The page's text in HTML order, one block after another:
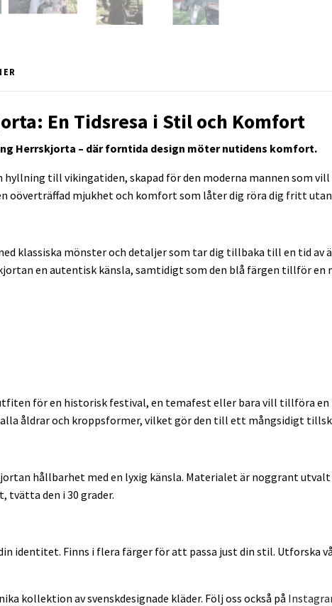
En Tidsresa i Stil och Komfort
Herrskjorta – där forntida design möter nutidens komfort.
hyllning till vikingatiden, skapad för den moderna mannen som
oöverträffad mjukhet och komfort som låter dig röra dig fritt
klassiska mönster och detaljer som tar dig tillbaka till en tid av
en autentisk känsla, samtidigt som den blå färgen tillför
för en historisk festival, en temafest eller bara vill tillföra
alla åldrar och kroppsformer, vilket gör den till ett mångsidigt
hållbarhet med en lyxig känsla. Materialet är noggrant
tvätta den i 30 grader.
identitet. Finns i flera färger för att passa just din stil. Utforska
kollektion av svenskdesignade kläder. Följ oss också på